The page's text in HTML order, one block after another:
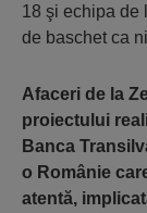
18 şi echipa de
de baschet ca
Afaceri de la
proiectului
Banca
o Românie
atentă,